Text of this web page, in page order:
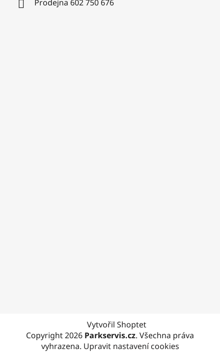
Prodejna 602 750 676
Vytvořil Shoptet
Copyright 2026 Parkservis.cz. Všechna práva
vyhrazena. Upravit nastavení cookies